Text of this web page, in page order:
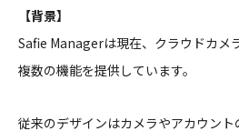
【背景】
Safie Managerは現在、クラウドカメ
複数の機能を提供しています。
従来のデザインはカメラやアカウン